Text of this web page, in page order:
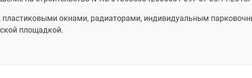
пластиковыми окнами, радиаторами, индивидуальным
площадкой.